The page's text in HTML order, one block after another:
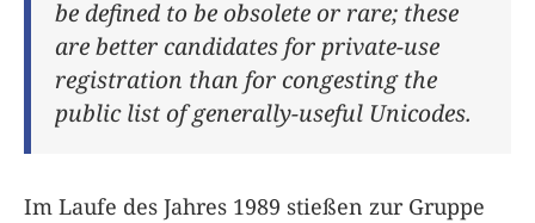
be defined to be obsolete or rare; these
are better candidates for private-use
registration than for congesting the
public list of generally-useful Unicodes.
Im Laufe des Jahres 1989 stießen zur Gruppe